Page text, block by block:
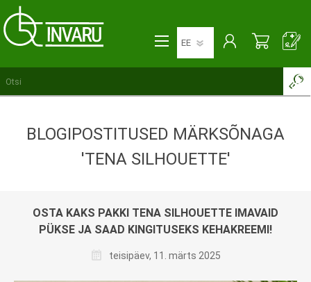
BLOGIPOSTITUSED MÄRKSÕNAGA
'TENA SILHOUETTE'
OSTA KAKS PAKKI TENA SILHOUETTE IMAVAID
PÜKSE JA SAAD KINGITUSEKS KEHAKREEMI!
teisipäev, 11. märts 2025